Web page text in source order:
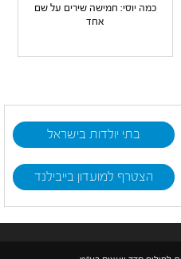
כמה יוסי: חמישה שירים על שם
אחד
בתי יולדות בישראל
הצטרף למועדון בייבילנד